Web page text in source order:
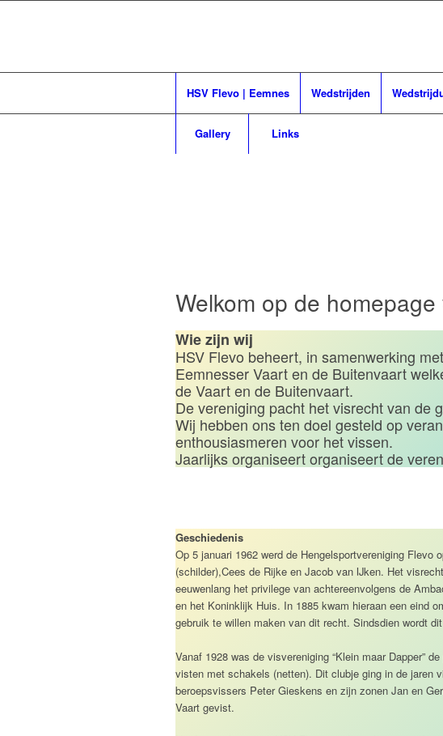
HSV Flevo | Eemnes Wedstrijden
Gallery Links
Welkom op de
Wie zijn wij
HSV Flevo beheert, in samenwerking
Eemnesser Vaart en de Buitenvaart
de Vaart en de Buitenvaart.
De vereniging pacht het visrecht van de
Wij hebben ons ten doel gesteld op
enthousiasmeren voor het vissen.
Jaarlijks organiseert organiseert de
Geschiedenis
Op 5 januari 1962 werd de Hengelsportvereniging Flevo
(schilder),Cees de Rijke en Jacob van IJken. Het
eeuwenlang het privilege van achtereenvolgens de
en het Koninklijk Huis. In 1885 kwam hieraan een eind
gebruik te willen maken van dit recht. Sindsdien wordt
Vanaf 1928 was de visvereniging “Klein maar Dapper”
visten met schakels (netten). Dit clubje ging in de jaren
beroepsvissers Peter Gieskens en zijn zonen Jan en
Vaart gevist.